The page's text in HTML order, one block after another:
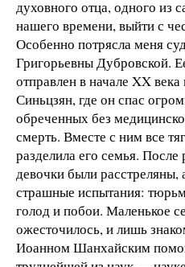
духовного отца, одного из
нашего времени, выйти с
Особенно потрясла меня
Григорьевны Дубровской.
отправлен в начале XX
Синьцзян, где он спас
обреченных без
смерть. Вместе с ним все
разделила его семья.
девочки были
страшные испытания:
голод и побои. Маленькое
ожесточилось, и лишь
Иоанном Шанхайским